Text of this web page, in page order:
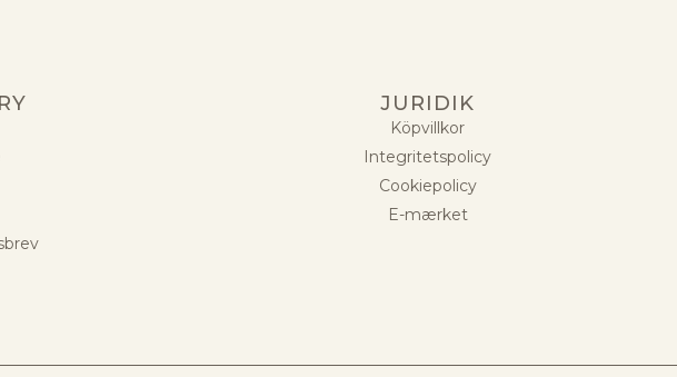
JURIDIK
Köpvillkor
Integritetspolicy
Cookiepolicy
E-mærket